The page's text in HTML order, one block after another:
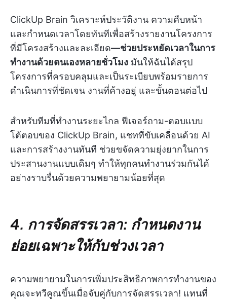
ClickUp Brain วิเคราะห์ประวัติงาน ความคืบหน้า
และกำหนดเวลาโดยทันทีเพื่อสร้างรายงานโครงการ
ที่มีโครงสร้างและละเอียด—ช่วยประหยัดเวลาในการ
ทำงานด้วยตนเองหลายชั่วโมง มันให้ฉันได้สรุป
โครงการที่ครอบคลุมและเป็นระเบียบพร้อมรายการ
ดำเนินการที่ชัดเจน งานที่ค้างอยู่ และขั้นตอนต่อไป
สำหรับทีมที่ทำงานระยะไกล ฟีเจอร์ถาม-ตอบแบบ
โต้ตอบของ ClickUp Brain, แชทที่ขับเคลื่อนด้วย AI
และการสร้างงานทันที ช่วยขจัดความยุ่งยากในการ
ประสานงานแบบเดิมๆ ทำให้ทุกคนทำงานร่วมกันได้
อย่างราบรื่นด้วยความพยายามน้อยที่สุด
4. การจัดสรรเวลา: กำหนดงาน
ย่อยเฉพาะให้กับช่วงเวลา
ความพยายามในการเพิ่มประสิทธิภาพการทำงานของ
คุณจะทวีคูณขึ้นเมื่อจับคู่กับการจัดสรรเวลา! แทนที่